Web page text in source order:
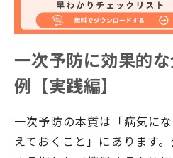
一次予防に効果的
例【実践編】
一次予防の本質は「病気に
えておくこと」にあります